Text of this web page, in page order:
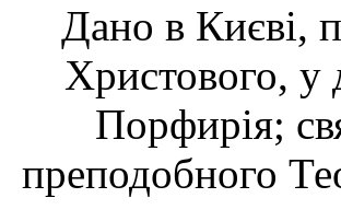
Дано в Києві,
Христового, у
Порфирія;
преподобного